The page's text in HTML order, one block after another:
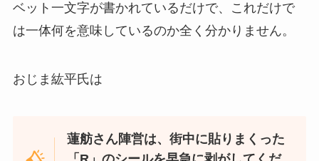
ベット一文字が書かれているだけで、これだけで
は一体何を意味しているのか全く分かりません。
おじま紘平氏は
蓮舫さん陣営は、街中に貼りまくった